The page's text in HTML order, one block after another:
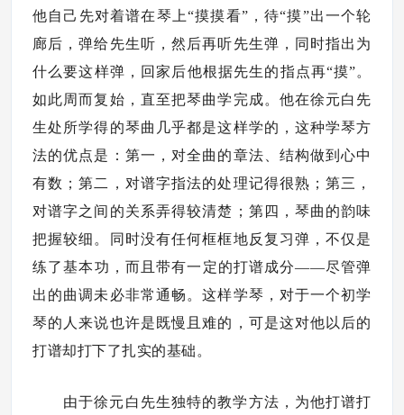
他自己先对着谱在琴上“摸摸看”，待“摸”出一个轮
廊后，弹给先生听，然后再听先生弹，同时指出为
什么要这样弹，回家后他根据先生的指点再“摸”。
如此周而复始，直至把琴曲学完成。他在徐元白先
生处所学得的琴曲几乎都是这样学的，这种学琴方
法的优点是：第一，对全曲的章法、结构做到心中
有数；第二，对谱字指法的处理记得很熟；第三，
对谱字之间的关系弄得较清楚；第四，琴曲的韵味
把握较细。同时没有任何框框地反复习弹，不仅是
练了基本功，而且带有一定的打谱成分——尽管弹
出的曲调未必非常通畅。这样学琴，对于一个初学
琴的人来说也许是既慢且难的，可是这对他以后的
打谱却打下了扎实的基础。
由于徐元白先生独特的教学方法，为他打谱打